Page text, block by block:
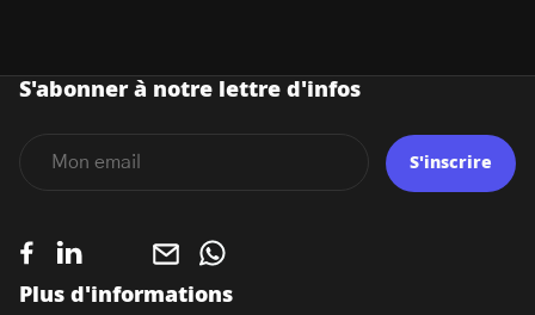
Plus d'informations
S'abonner à notre lettre d'infos
S'inscrire